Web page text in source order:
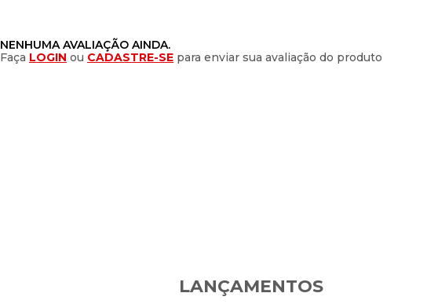
NENHUMA AVALIAÇÃO AINDA.
Faça LOGIN ou CADASTRE-SE para enviar sua avaliação do produto
LANÇAMENTOS